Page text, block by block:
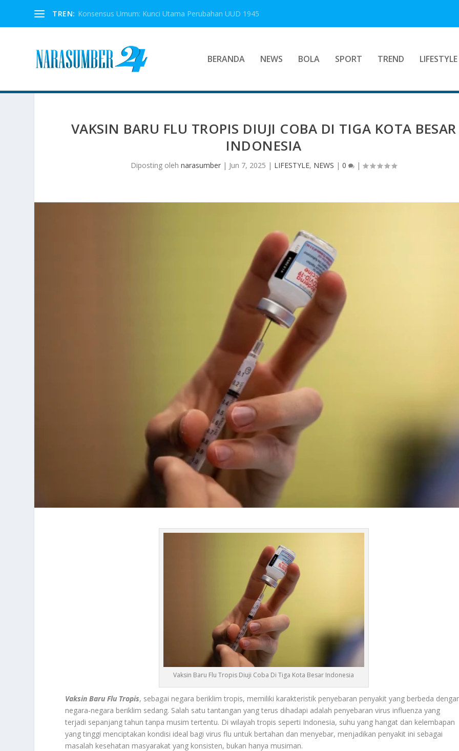
TREN: Konsensus Umum: Kunci Utama Perubahan UUD 1945
BERANDA NEWS BOLA SPORT TREND LIFESTYLE
VAKSIN BARU FLU TROPIS DIUJI COBA DI TIGA KOTA BESAR
INDONESIA
Diposting olehnarasumber | Jun 7, 2025 | LIFESTYLE, NEWS |0 |
Vaksin Baru Flu Tropis Diuji Coba Di Tiga Kota Besar Indonesia
Vaksin Baru Flu Tropis, sebagai negara beriklim tropis, memiliki karakteristik penyebaran penyakit yang berbeda
negara-negara beriklim sedang. Salah satu tantangan yang terus dihadapi adalah penyebaran virus influenza yang
terjadi sepanjang tahun tanpa musim tertentu. Di wilayah tropis seperti Indonesia, suhu yang hangat dan kelembapan
yang tinggi menciptakan kondisi ideal bagi virus flu untuk bertahan dan menyebar, menjadikan penyakit ini sebagai
masalah kesehatan masyarakat yang konsisten, bukan hanya musiman.